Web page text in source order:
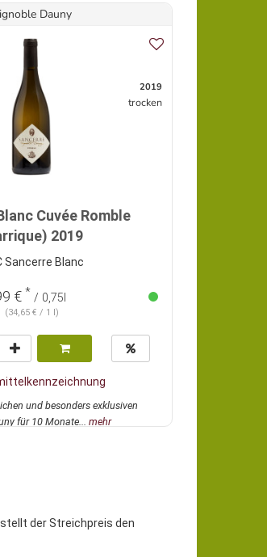
Dauny
2019
trocken
Cuvée Romble
2019
Sancerre Blanc
€ * / 0,75l
(34,65 € / 1 l)
und besonders exklusiven
für 10 Monate... mehr
der Streichpreis den